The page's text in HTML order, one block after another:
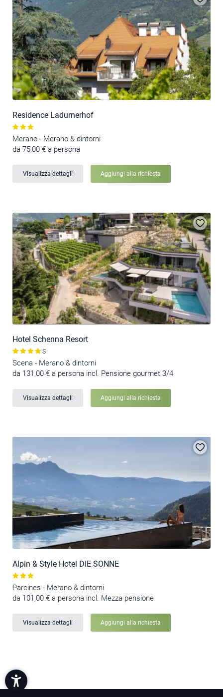
Residence Ladurnerhof
Merano - Merano & dintorni
da 75,00 € a persona
Visualizza dettagli Aggiungi alla richiesta
Hotel Schenna Resort
S
Scena - Merano & dintorni
da 131,00 € a persona incl. Pensione gourmet 3/4
Visualizza dettagli Aggiungi alla richiesta
Alpin & Style Hotel DIE SONNE
Parcines - Merano & dintorni
da 101,00 € a persona incl. Mezza pensione
Visualizza dettagli Aggiungi alla richiesta